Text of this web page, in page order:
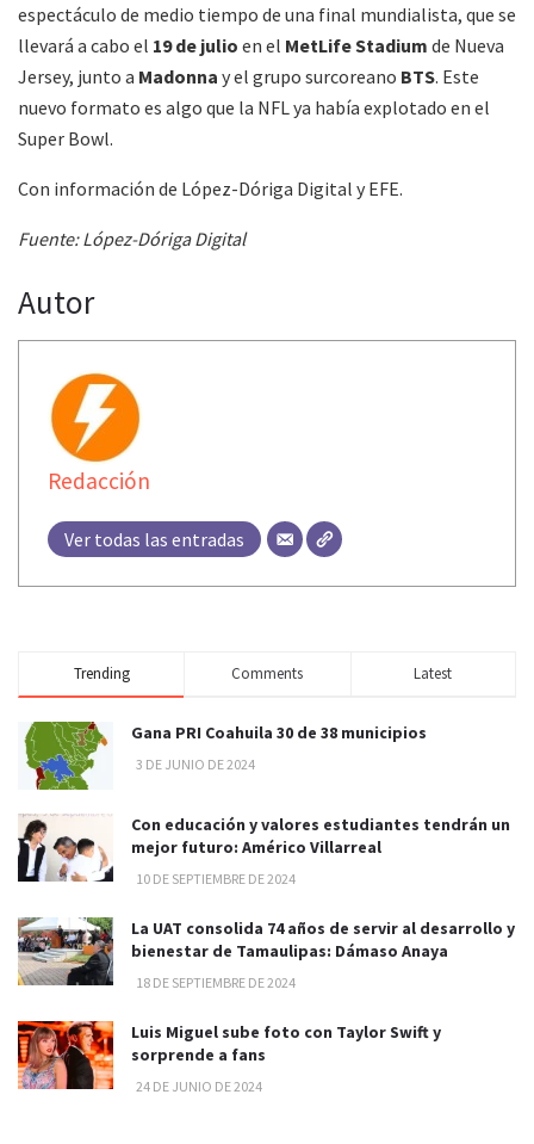
espectáculo de medio tiempo de una final mundialista, que se
llevará a cabo el 19 de julio en el MetLife Stadium de Nueva
Jersey, junto a Madonna y el grupo surcoreano BTS. Este
nuevo formato es algo que la NFL ya había explotado en el
Super Bowl.
Con información de López-Dóriga Digital y EFE.
Fuente: López-Dóriga Digital
Autor
Redacción
Ver todas las entradas
Trending Comments Latest
Gana PRI Coahuila 30 de 38 municipios
3 DE JUNIO DE 2024
Con educación y valores estudiantes tendrán un
mejor futuro: Américo Villarreal
10 DE SEPTIEMBRE DE 2024
La UAT consolida 74 años de servir al desarrollo y
bienestar de Tamaulipas: Dámaso Anaya
18 DE SEPTIEMBRE DE 2024
Luis Miguel sube foto con Taylor Swift y
sorprende a fans
24 DE JUNIO DE 2024